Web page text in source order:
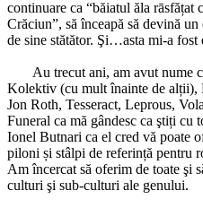
continuare ca “băiatul ăla
Crăciun”, să înceapă să devină
de sine stătător. Şi…asta mi-a fost
Au trecut ani, am avut nume
Kolektiv (cu mult înainte de alții),
Jon Roth, Tesseract, Leprous,
Funeral ca mă gândesc ca ştiți cu
Ionel Butnari ca el cred vă poate
piloni și stâlpi de referință pentru
Am încercat să oferim de toate şi
culturi şi sub-culturi ale genului.